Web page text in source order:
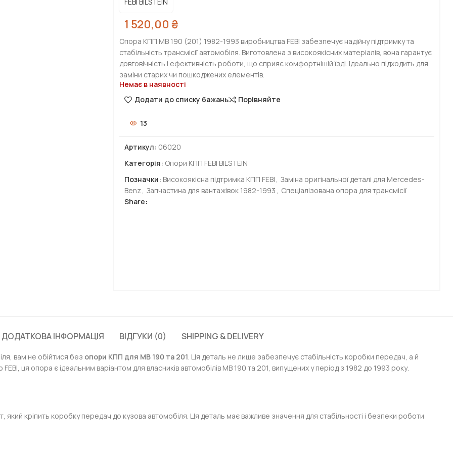
1 520,00 ₴
Опора КПП МВ 190 (201) 1982-1993 виробництва FEBI забезпечує надійну підтримку та
стабільність трансмісії автомобіля. Виготовлена з високоякісних матеріалів, вона гарантує
довговічність і ефективність роботи, що сприяє комфортнішій їзді. Ідеально підходить для
заміни старих чи пошкоджених елементів.
Немає в наявності
Додати до списку бажань
Порівняйте
13
Артикул: 06020
Категорія: Опори КПП FEBI BILSTEIN
Позначки: Високоякісна підтримка КПП FEBI , Заміна оригінальної деталі для Mercedes-
Benz, Запчастина для вантажівок 1982-1993 , Спеціалізована опора для трансмісії
Share:
ДОДАТКОВА ІНФОРМАЦІЯ ВІДГУКИ (0) SHIPPING & DELIVERY
вам не обійтися без опори КПП для МВ 190 та 201. Ця деталь не лише забезпечує стабільність коробки передач, а й
ця опора є ідеальним варіантом для власників автомобілів МВ 190 та 201, випущених у період з 1982 до 1993 року.
кріпить коробку передач до кузова автомобіля. Ця деталь має важливе значення для стабільності і безпеки роботи